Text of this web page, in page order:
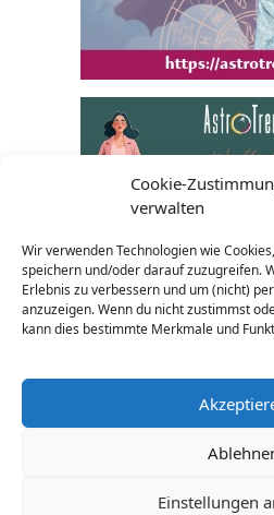
Cookie-
verwalten
Wir verwenden Technologien wie
speichern und/oder darauf zuzugreifen.
Erlebnis zu verbessern und um (nicht)
anzuzeigen. Wenn du nicht zustimmst
kann dies bestimmte Merkmale und
Einstellungen